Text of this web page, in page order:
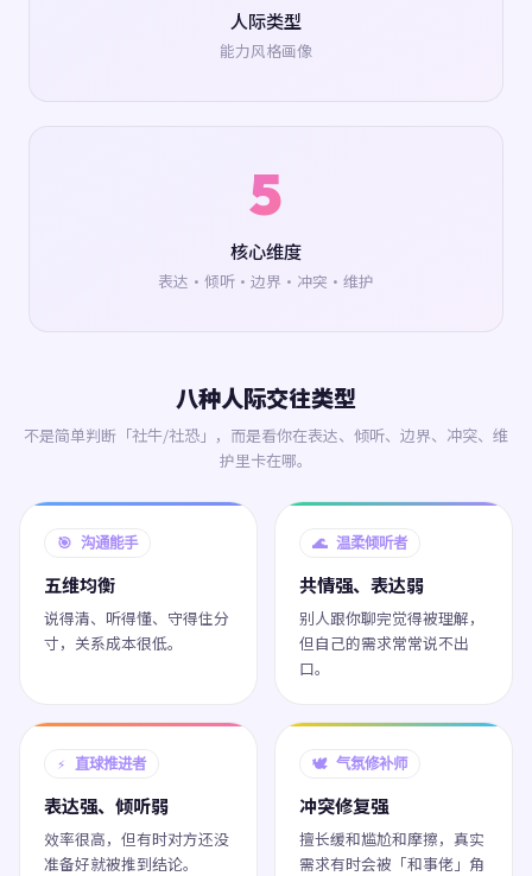
人际类型
能力风格画像
5
核心维度
表达·倾听·边界·冲突·维护
八种人际交往类型
不是简单判断「社牛/社恐」，而是看你在表达、倾听、边界、冲突、维
护里卡在哪。
🎯 沟通能手
五维均衡
说得清、听得懂、守得住分
寸，关系成本很低。
🌊 温柔倾听者
共情强、表达弱
别人跟你聊完觉得被理解，
但自己的需求常常说不出
口。
⚡ 直球推进者
表达强、倾听弱
效率很高，但有时对方还没
准备好就被推到结论。
🕊️ 气氛修补师
冲突修复强
擅长缓和尴尬和摩擦，真实
需求有时会被「和事佬」角